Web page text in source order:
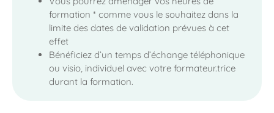
formation * comme vous le souhaitez dans la
limite des dates de validation prévues à cet
effet
Bénéficiez d’un temps d’échange téléphonique
ou visio, individuel avec votre formateur.trice
durant la formation.